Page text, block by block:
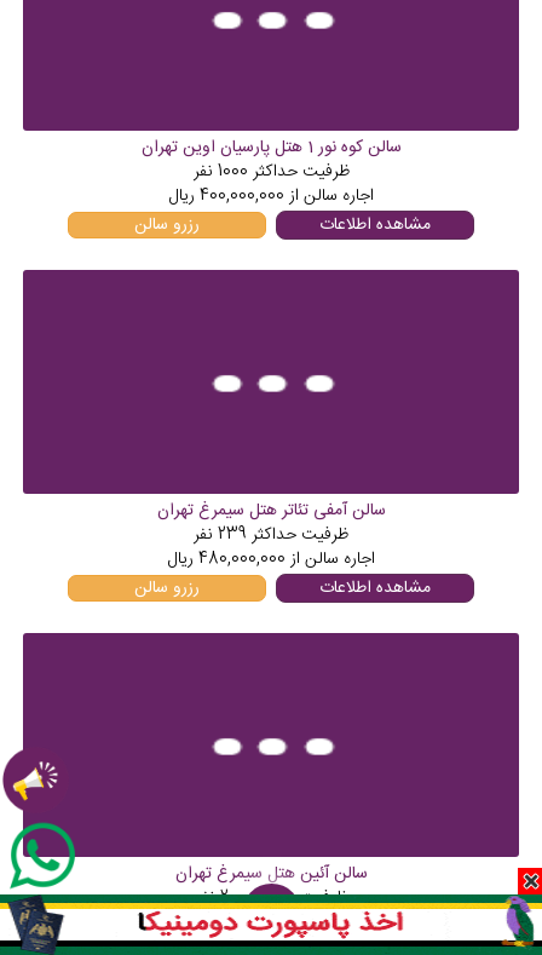
سالن کوه نور 1 هتل پارسیان اوین تهران
ظرفیت حداکثر 1000 نفر
اجاره سالن از400,000,000 ریال
مشاهده اطلاعات
رزرو سالن
سالن آمفی تئاتر هتل سیمرغ تهران
ظرفیت حداکثر 239 نفر
اجاره سالن از480,000,000 ریال
مشاهده اطلاعات
رزرو سالن
سالن آئین هتل سیمرغ تهران
ظرفیت حداکثر200نفر
اجاره سالن از150,000,000ریال
فیلترها